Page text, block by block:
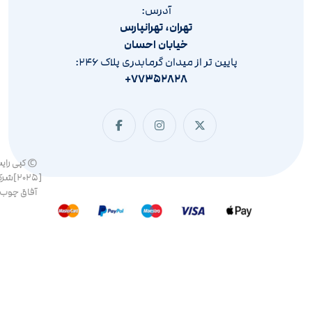
آدرس:
تهران، تهرانپارس
خیابان احسان
پایین تر از میدان گرمابدری پلاک ۲۴۶:
۷۷۳۵۲۸۲۸+
© کپی
آفاق